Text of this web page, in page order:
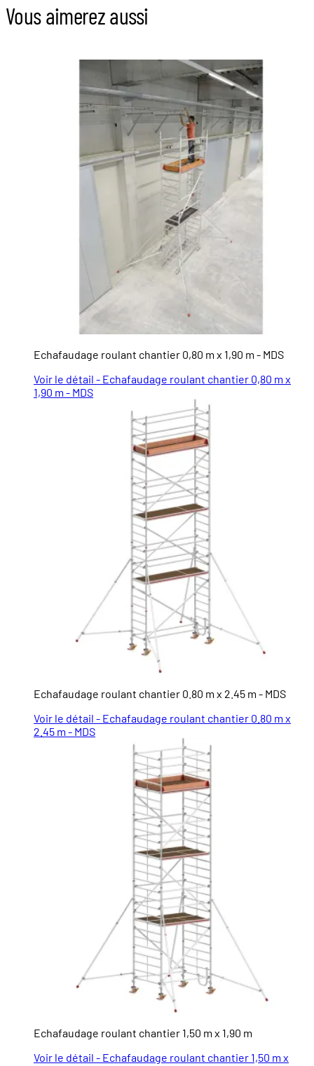
Vous aimerez aussi
Echafaudage roulant chantier 0,80 m x 1,90 m - MDS
Voir le détail - Echafaudage roulant chantier 0,80 m x
1,90 m - MDS
Echafaudage roulant chantier 0.80 m x 2.45 m - MDS
Voir le détail - Echafaudage roulant chantier 0.80 m x
2.45 m - MDS
Echafaudage roulant chantier 1,50 m x 1,90 m
Voir le détail - Echafaudage roulant chantier 1,50 m x